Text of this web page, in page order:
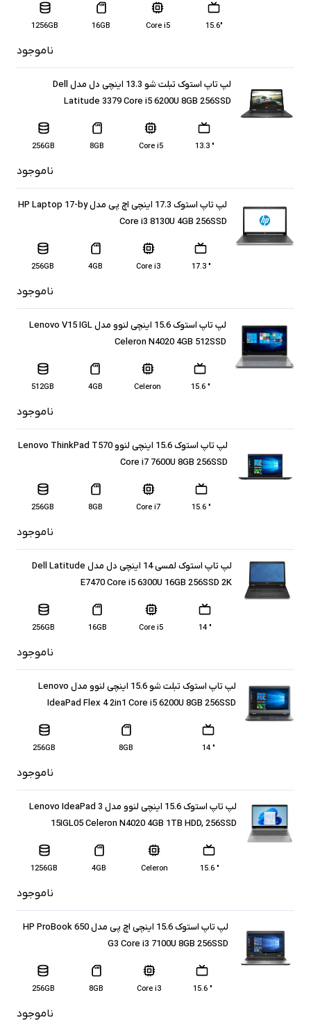
15.6″
Core i5
16GB
1256GB
ناموجود
لپ تاپ استوک تبلت شو 13.3 اینچی دل مدل Dell
Latitude 3379 Core i5 6200U 8GB 256SSD
" 13.3
Core i5
8GB
256GB
ناموجود
لپ تاپ استوک 17.3 اینچی اچ پی مدل HP Laptop 17-by
Core i3 8130U 4GB 256SSD
" 17.3
Core i3
4GB
256GB
ناموجود
لپ تاپ استوک 15.6 اینچی لنوو مدل Lenovo V15 IGL
Celeron N4020 4GB 512SSD
" 15.6
Celeron
4GB
512GB
ناموجود
لپ تاپ استوک 15.6 اینچی لنوو Lenovo ThinkPad T570
Core i7 7600U 8GB 256SSD
" 15.6
Core i7
8GB
256GB
ناموجود
لپ تاپ استوک لمسی 14 اینچی دل مدل Dell Latitude
E7470 Core i5 6300U 16GB 256SSD 2K
" 14
Core i5
16GB
256GB
ناموجود
لپ تاپ استوک تبلت شو 15.6 اینچی لنوو مدل Lenovo
IdeaPad Flex 4 2in1 Core i5 6200U 8GB 256SSD
" 14
8GB
256GB
ناموجود
لپ تاپ استوک 15.6 اینچی لنوو مدل Lenovo IdeaPad 3
15IGL05 Celeron N4020 4GB 1TB HDD, 256SSD
" 15.6
Celeron
4GB
1256GB
ناموجود
لپ تاپ استوک 15.6 اینچی اچ پی مدل HP ProBook 650
G3 Core i3 7100U 8GB 256SSD
" 15.6
Core i3
8GB
256GB
ناموجود